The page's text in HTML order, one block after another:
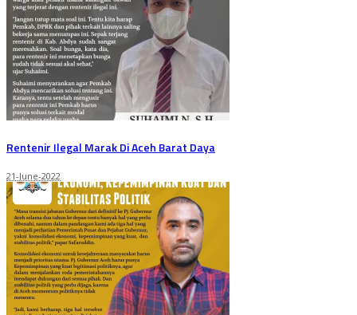
Rentenir Ilegal Marak Di Aceh Barat Daya
21-June-2022